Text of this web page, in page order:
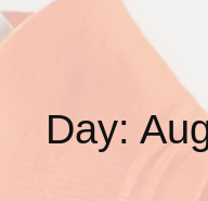
Day: